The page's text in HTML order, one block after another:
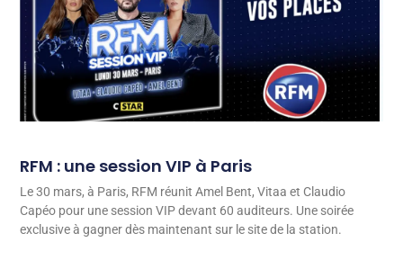
RFM : une session VIP à Paris
Le 30 mars, à Paris, RFM réunit Amel Bent, Vitaa et Claudio
Capéo pour une session VIP devant 60 auditeurs. Une soirée
exclusive à gagner dès maintenant sur le site de la station.